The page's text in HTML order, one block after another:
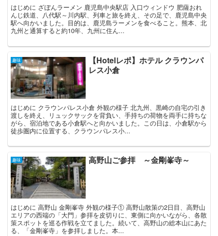
はじめに ざぼんラーメン 鹿児島中央駅店 入口ウィンドウ 肥薩おれ
んじ鉄道、八代駅～川内駅、列車と旅を終え、その足で、鹿児島中央
駅へ向かいました。目的は、鹿児島ラーメンを食べること。熊本、北
九州と通算すると約10年、九州に住ん...
趣味
【Hotelレポ】ホテル クラウンパ
レス小倉
はじめに クラウンパレス小倉 外観の様子 北九州、黒崎の自宅の引き
渡しを終え、リュックサックを背負い、手持ちの荷物を両手に持ちな
がら、宿泊地である小倉駅へと向かいました。この日は、小倉駅から
徒歩圏内に位置する、クラウンパレス小...
趣味 高野山ご参拝 ～金剛峯寺～
はじめに 高野山 金剛峯寺 外観の様子① 高野山散策の2日目、高野山
エリアの西端の「大門」参拝を皮切りに、東側に向かいながら、各散
策スポットを巡る作戦を立てました。続いて、高野山の総本山にあた
る、「金剛峯寺」を参拝しました。本...